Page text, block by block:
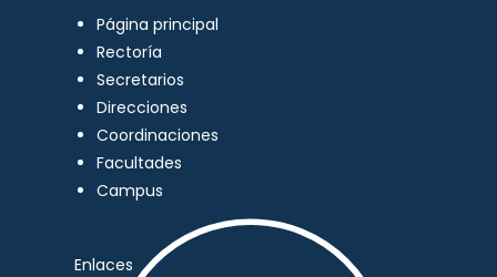
Página principal
Rectoría
Secretarios
Direcciones
Coordinaciones
Facultades
Campus
Enlaces